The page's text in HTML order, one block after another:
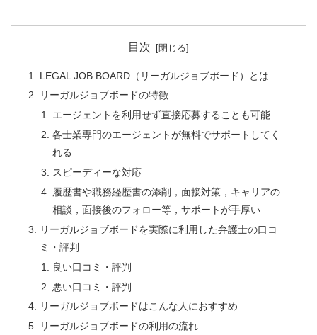
目次
LEGAL JOB BOARD（リーガルジョブボード）とは
リーガルジョブボードの特徴
エージェントを利用せず直接応募することも可能
各士業専門のエージェントが無料でサポートしてく
れる
スピーディーな対応
履歴書や職務経歴書の添削，面接対策，キャリアの
相談，面接後のフォロー等，サポートが手厚い
リーガルジョブボードを実際に利用した弁護士の口コ
ミ・評判
良い口コミ・評判
悪い口コミ・評判
リーガルジョブボードはこんな人におすすめ
リーガルジョブボードの利用の流れ